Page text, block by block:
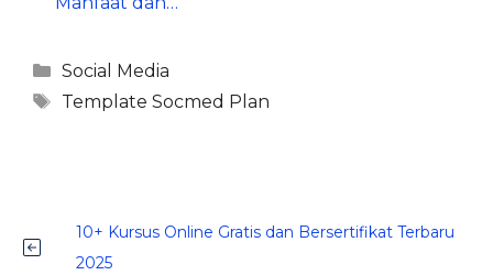
Kategori
Social Media
Tag
Template Socmed Plan
10+ Kursus Online Gratis dan Bersertifikat Terbaru
2025